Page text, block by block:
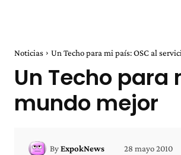
Noticias Un Techo para mi país: OSC al
Un Techo para
mundo mejor
ByExpokNews 28 mayo 2010